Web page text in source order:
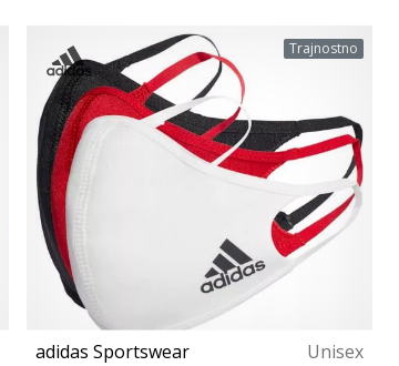
39⅓ 40 40⅔ 41⅓ 42 42⅔ 43⅓ 44 44⅔ 45⅓
46 46⅔ 47⅓
Trajnostno
adidas Sportswear
Unisex